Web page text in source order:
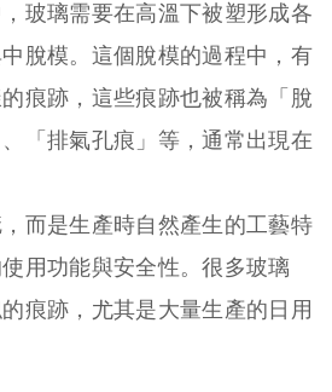
玻璃需要在高溫下被塑形成各
脫模。這個脫模的過程中，有
痕跡，這些痕跡也被稱為「脫
「排氣孔痕」等，通常出現在
而是生產時自然產生的工藝特
用功能與安全性。很多玻璃
痕跡，尤其是大量生產的日用